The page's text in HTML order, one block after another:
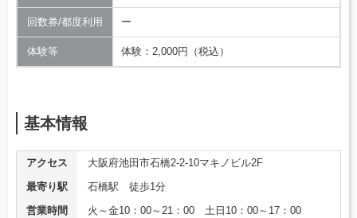
回数券/都度利用 ー
体験等 体験：2,000円（税込）
基本情報
アクセス
大阪府池田市石橋2-2-10マキノビル2F
最寄り駅
石橋駅 徒歩1分
営業時間
火～金10：00～21：00 土日10：00～17：00